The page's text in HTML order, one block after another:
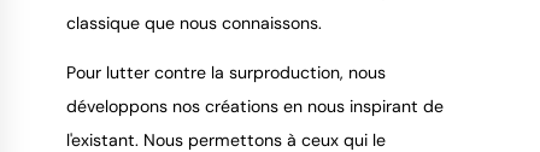
classique que nous connaissons.
Pour lutter contre la surproduction, nous
développons nos créations en nous inspirant de
l'existant. Nous permettons à ceux qui le